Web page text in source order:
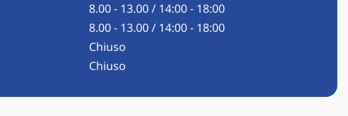
8.00 - 13.00 / 14:00 - 18:00​
8.00 - 13.00 / 14:00 - 18:00​
Chiuso
Chiuso